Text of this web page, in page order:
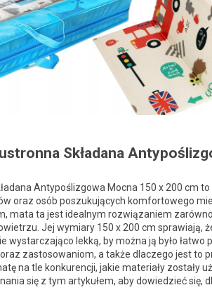
Składana
Antypoślizgowa Mocna 150 x 200 cm
oraz osób poszukujących komfortowego
mata ta jest idealnym rozwiązaniem
Jej wymiary 150 x 200 cm sprawiają,
wystarczająco lekką, by można ją było łatwo
zastosowaniom, a także dlaczego jest to
na tle konkurencji, jakie materiały zostały
się z tym artykułem, aby dowiedzieć się,